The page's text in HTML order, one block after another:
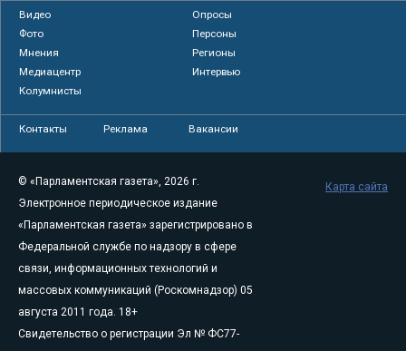
Видео
Опросы
Фото
Персоны
Мнения
Регионы
Медиацентр
Интервью
Колумнисты
Контакты Реклама Вакансии
© «Парламентская газета», 2026 г.
Электронное периодическое издание
«Парламентская газета» зарегистрировано в
Федеральной службе по надзору в сфере
связи, информационных технологий и
массовых коммуникаций (Роскомнадзор) 05
августа 2011 года. 18+
Свидетельство о регистрации Эл № ФС77-
Карта сайта